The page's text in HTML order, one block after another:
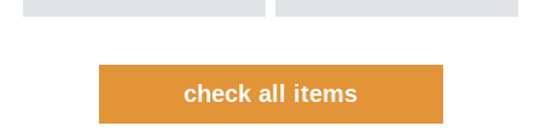
check all items